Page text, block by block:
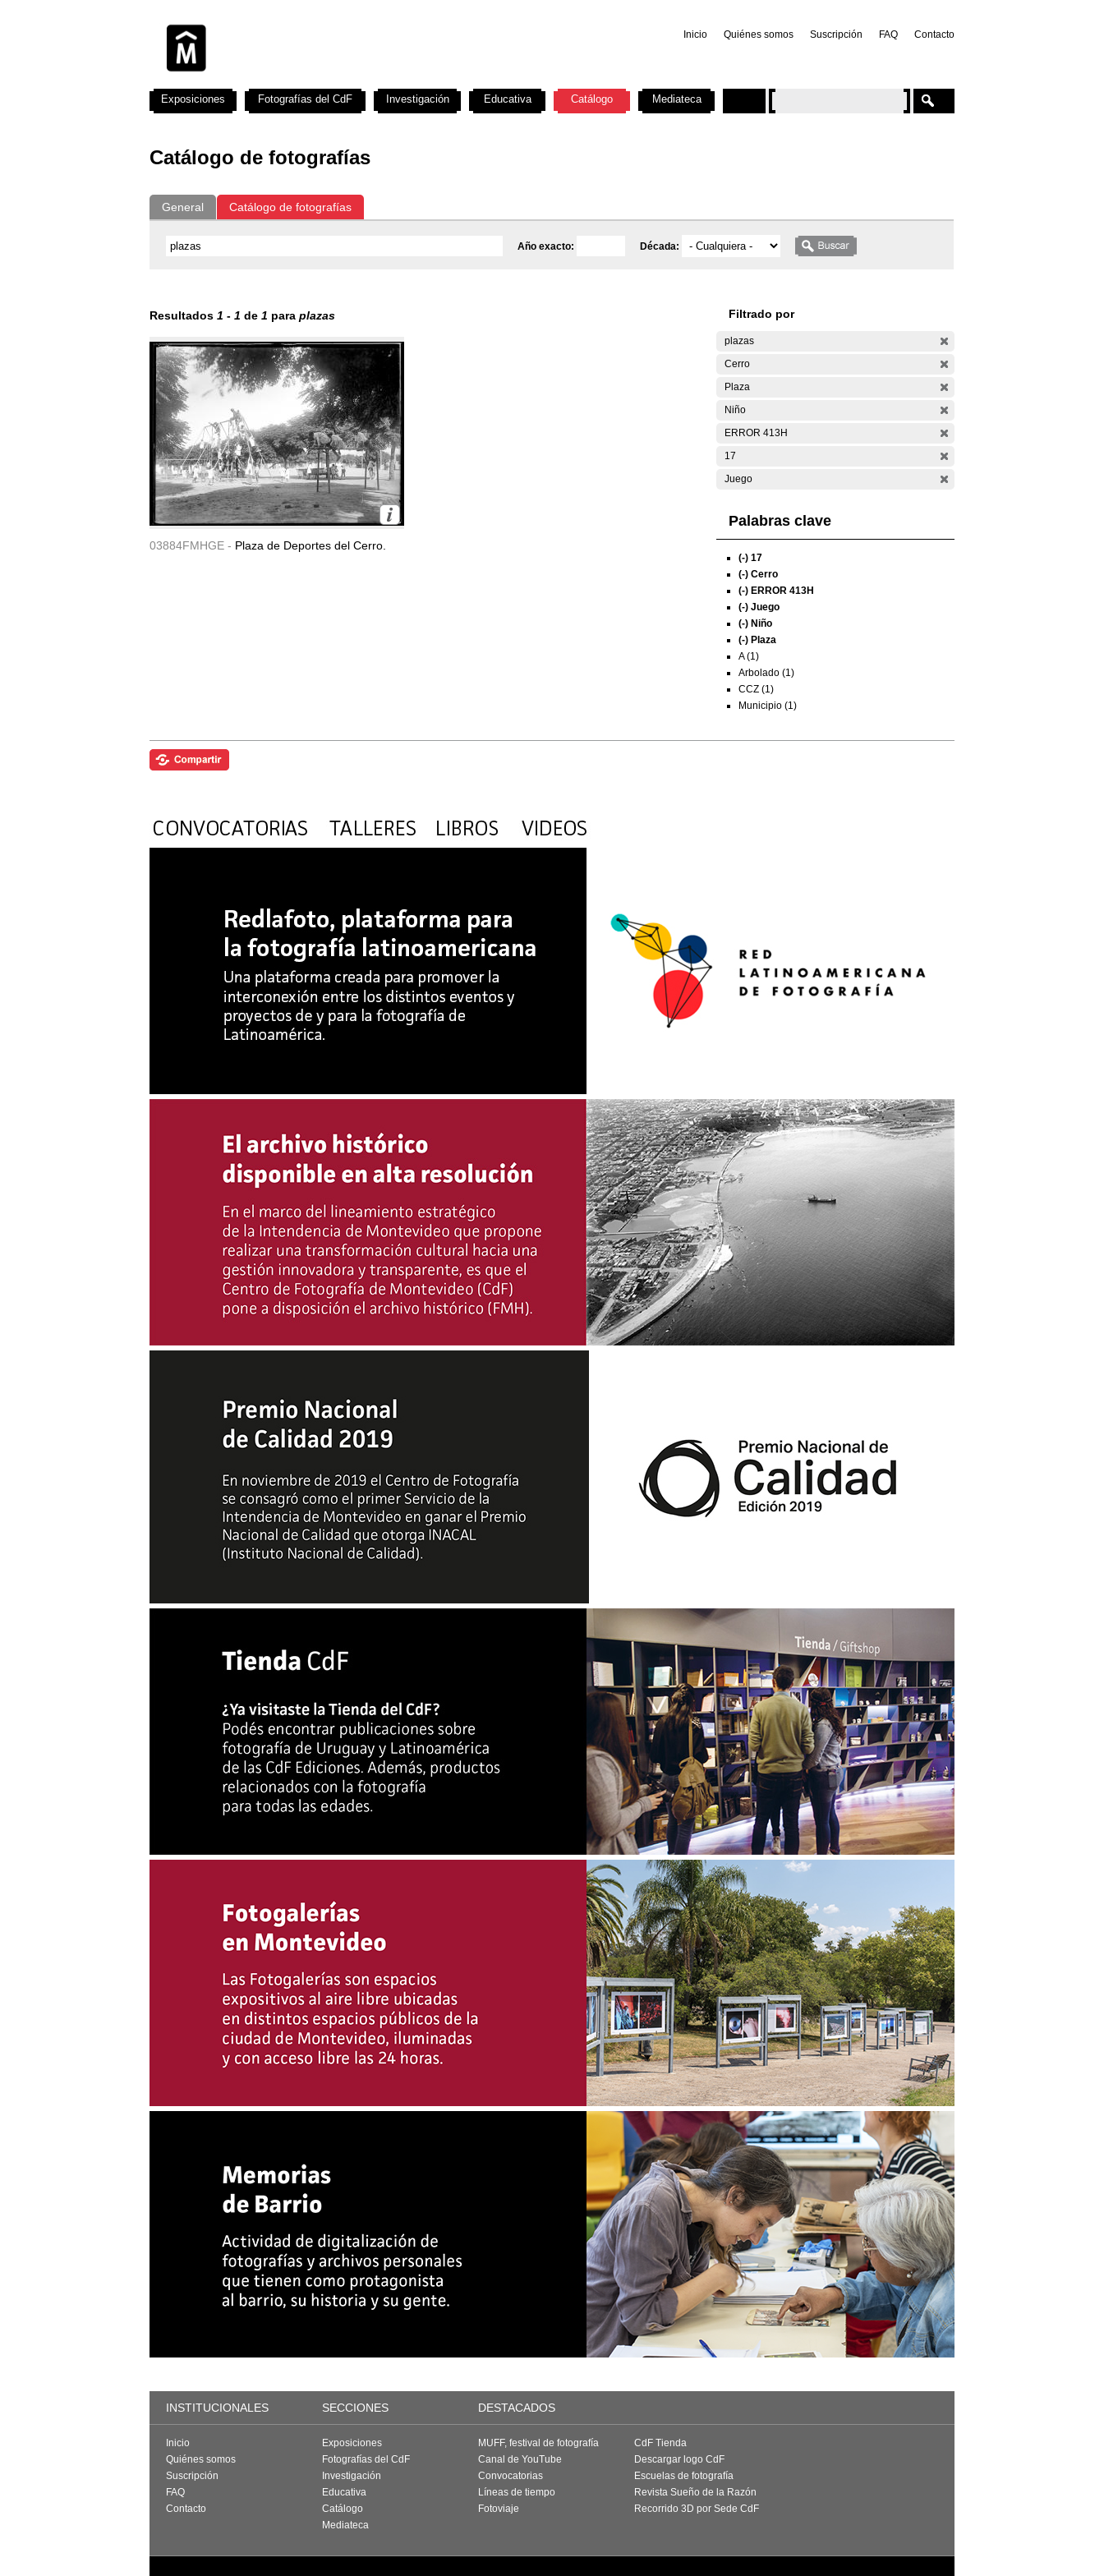
Inicio Quiénes somos Suscripción FAQ Contacto
Catálogo de fotografías
General Catálogo de fotografías
Año exacto: Década:
Resultados 1 - 1 de 1 para plazas
03884FMHGE - Plaza de Deportes del Cerro.
Filtrado por
plazas
Cerro
Plaza
Niño
ERROR 413H
17
Juego
Palabras clave
(-) 17
(-) Cerro
(-) ERROR 413H
(-) Juego
(-) Niño
(-) Plaza
A (1)
Arbolado (1)
CCZ (1)
Municipio (1)
Exposiciones Fotografías del CdF Investigación Educativa Catálogo Mediateca
INSTITUCIONALES SECCIONES DESTACADOS
Inicio
Quiénes somos
Suscripción
FAQ
Contacto
Exposiciones
Fotografías del CdF
Investigación
Educativa
Catálogo
Mediateca
MUFF, festival de fotografía
Canal de YouTube
Convocatorias
Líneas de tiempo
Fotoviaje
CdF Tienda
Descargar logo CdF
Escuelas de fotografía
Revista Sueño de la Razón
Recorrido 3D por Sede CdF